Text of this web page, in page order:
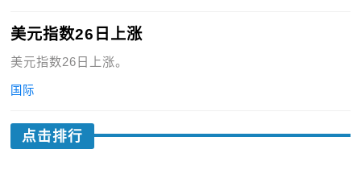
美元指数26日上涨
美元指数26日上涨。
国际
点击排行